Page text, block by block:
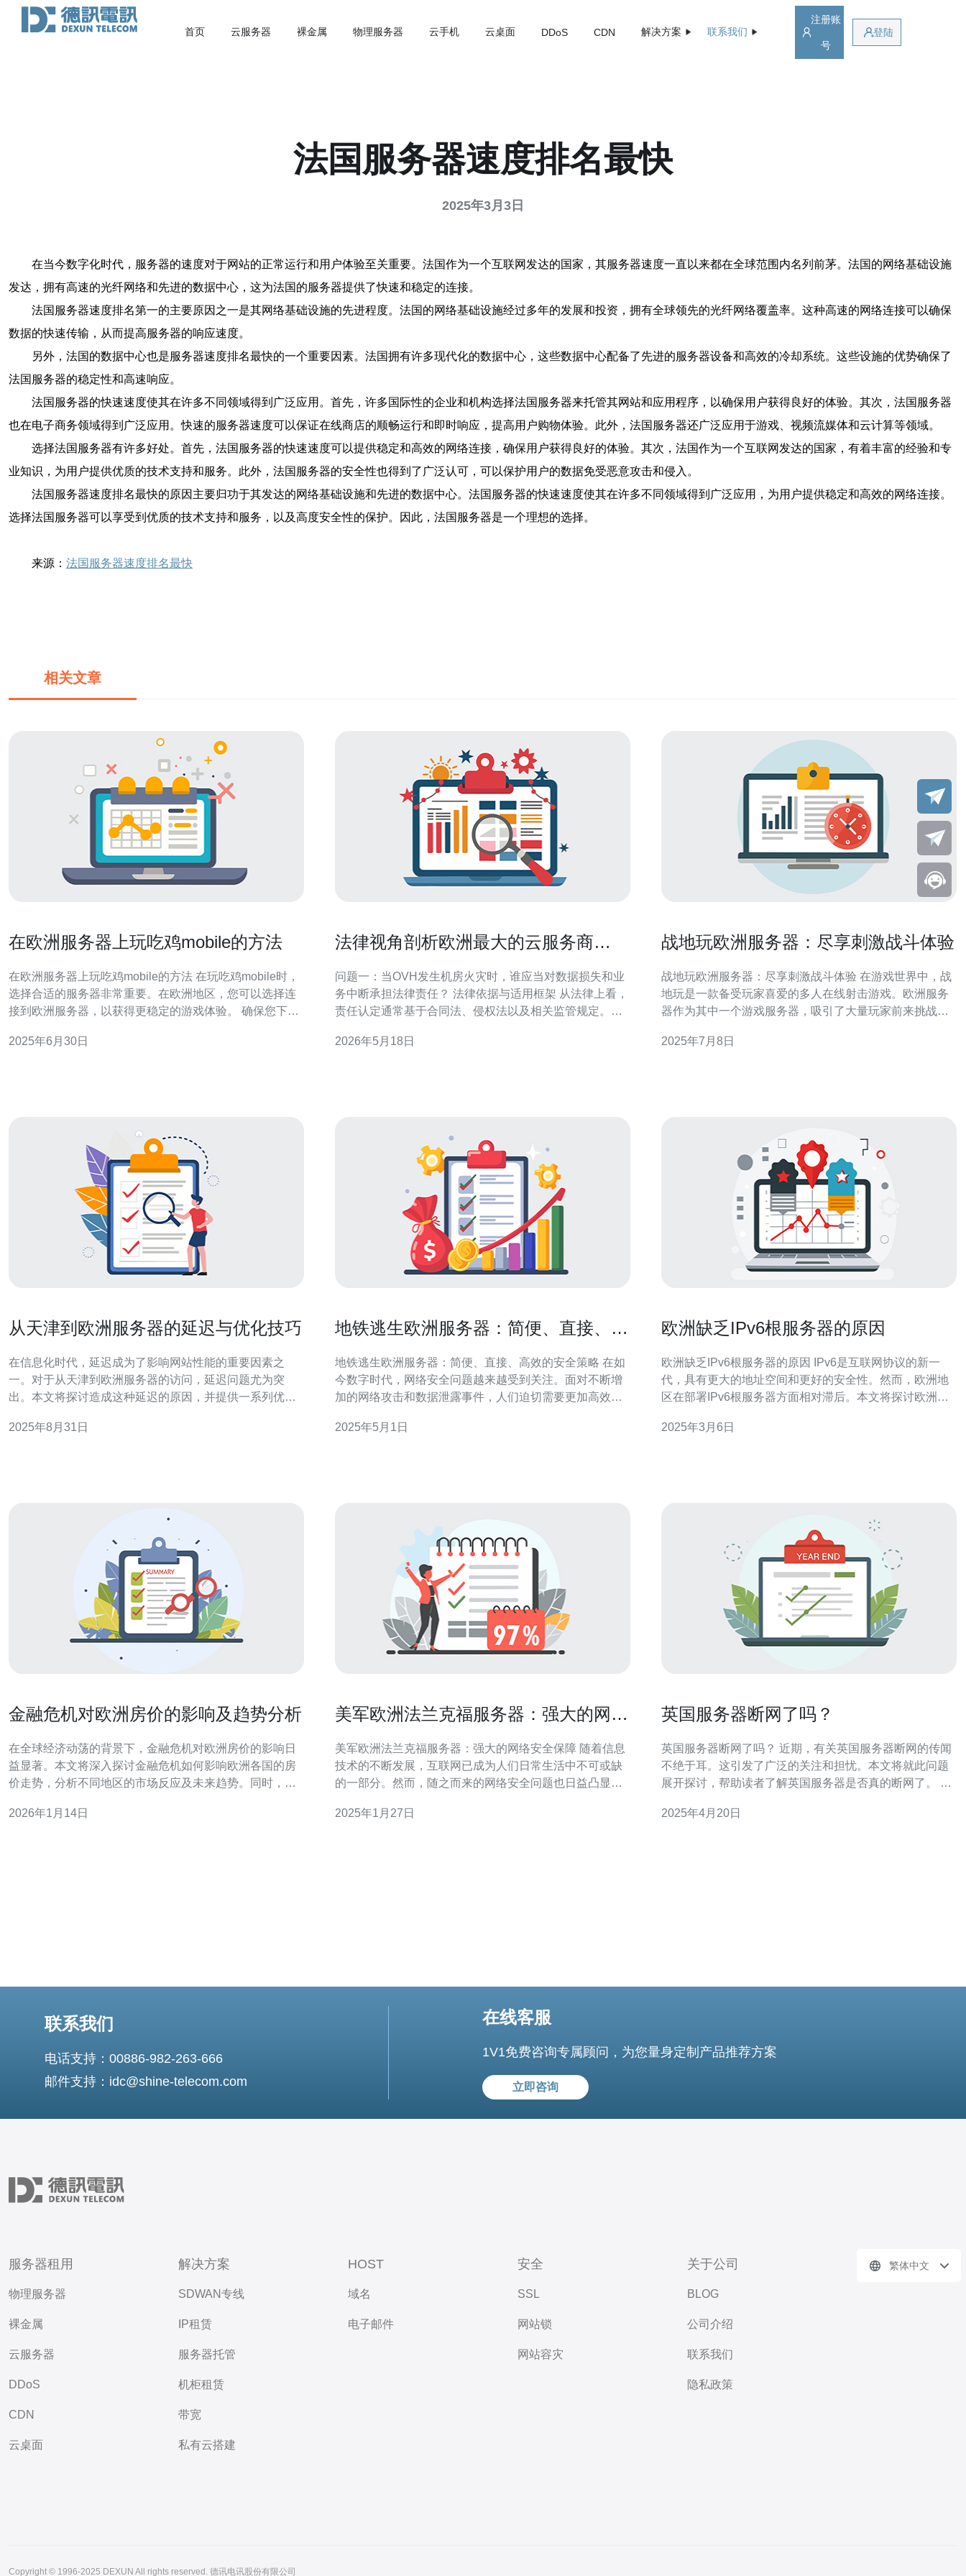
首页 云服务器 裸金属 物理服务器 云手机 云桌面 DDoS CDN 解决方案 联系我们
注册账
号
登陆
法国服务器速度排名最快
2025年3月3日
在当今数字化时代，服务器的速度对于网站的正常运行和用户体验至关重要。法国作为一个互联网发达的国家，其服务器速度一直以来都在全球范围内名列前茅。法国的网络基础设施
发达，拥有高速的光纤网络和先进的数据中心，这为法国的服务器提供了快速和稳定的连接。
法国服务器速度排名第一的主要原因之一是其网络基础设施的先进程度。法国的网络基础设施经过多年的发展和投资，拥有全球领先的光纤网络覆盖率。这种高速的网络连接可以确保
数据的快速传输，从而提高服务器的响应速度。
另外，法国的数据中心也是服务器速度排名最快的一个重要因素。法国拥有许多现代化的数据中心，这些数据中心配备了先进的服务器设备和高效的冷却系统。这些设施的优势确保了
法国服务器的稳定性和高速响应。
法国服务器的快速速度使其在许多不同领域得到广泛应用。首先，许多国际性的企业和机构选择法国服务器来托管其网站和应用程序，以确保用户获得良好的体验。其次，法国服务器
也在电子商务领域得到广泛应用。快速的服务器速度可以保证在线商店的顺畅运行和即时响应，提高用户购物体验。此外，法国服务器还广泛应用于游戏、视频流媒体和云计算等领域。
选择法国服务器有许多好处。首先，法国服务器的快速速度可以提供稳定和高效的网络连接，确保用户获得良好的体验。其次，法国作为一个互联网发达的国家，有着丰富的经验和专
业知识，为用户提供优质的技术支持和服务。此外，法国服务器的安全性也得到了广泛认可，可以保护用户的数据免受恶意攻击和侵入。
法国服务器速度排名最快的原因主要归功于其发达的网络基础设施和先进的数据中心。法国服务器的快速速度使其在许多不同领域得到广泛应用，为用户提供稳定和高效的网络连接。
选择法国服务器可以享受到优质的技术支持和服务，以及高度安全性的保护。因此，法国服务器是一个理想的选择。
来源： 法国服务器速度排名最快
相关文章
在欧洲服务器上玩吃鸡mobile的方法
在欧洲服务器上玩吃鸡mobile的方法 在玩吃鸡mobile时，
选择合适的服务器非常重要。在欧洲地区，您可以选择连
接到欧洲服务器，以获得更稳定的游戏体验。 确保您下载
避免连接问题和地区限制。 在玩吃鸡mobile时，稳定的网
2025年6月30日
法律视角剖析欧洲最大的云服务商
问题一：当OVH发生机房火灾时，谁应当对数据损失和业
务中断承担法律责任？ 法律依据与适用框架 从法律上看，
责任认定通常基于合同法、侵权法以及相关监管规定。云
的服务等级协议（SLA）与合同条款，合同中对可用性、
2026年5月18日
战地玩欧洲服务器：尽享刺激战斗体验
战地玩欧洲服务器：尽享刺激战斗体验 在游戏世界中，战
地玩是一款备受玩家喜爱的多人在线射击游戏。欧洲服务
器作为其中一个游戏服务器，吸引了大量玩家前来挑战，
点。首先，服务器稳定性较高，玩家可以流畅地进行游
2025年7月8日
从天津到欧洲服务器的延迟与优化技巧
在信息化时代，延迟成为了影响网站性能的重要因素之
一。对于从天津到欧洲服务器的访问，延迟问题尤为突
出。本文将探讨造成这种延迟的原因，并提供一系列优化
获得更好的服务体验和技术支持。 延迟的成因 从天津到欧
2025年8月31日
地铁逃生欧洲服务器：简便、直接、高
地铁逃生欧洲服务器：简便、直接、高效的安全策略 在如
今数字时代，网络安全问题越来越受到关注。面对不断增
加的网络攻击和数据泄露事件，人们迫切需要更加高效、
生欧洲服务器就是这样一种安全策略，它以其独特的优势
2025年5月1日
欧洲缺乏IPv6根服务器的原因
欧洲缺乏IPv6根服务器的原因 IPv6是互联网协议的新一
代，具有更大的地址空间和更好的安全性。然而，欧洲地
区在部署IPv6根服务器方面相对滞后。本文将探讨欧洲缺
一是技术准备不足。由于IPv6与I
2025年3月6日
金融危机对欧洲房价的影响及趋势分析
在全球经济动荡的背景下，金融危机对欧洲房价的影响日
益显著。本文将深入探讨金融危机如何影响欧洲各国的房
价走势，分析不同地区的市场反应及未来趋势。同时，文
为读者提供全面的视角。 金融危机对欧洲房价的影响有哪
2026年1月14日
美军欧洲法兰克福服务器：强大的网络
美军欧洲法兰克福服务器：强大的网络安全保障 随着信息
技术的不断发展，互联网已成为人们日常生活中不可或缺
的一部分。然而，随之而来的网络安全问题也日益凸显。
福地区建立了强大的服务器系统，提供卓越的网络安全保
2025年1月27日
英国服务器断网了吗？
英国服务器断网了吗？ 近期，有关英国服务器断网的传闻
不绝于耳。这引发了广泛的关注和担忧。本文将就此问题
展开探讨，帮助读者了解英国服务器是否真的断网了。 英
服务器断网将对各行各业产生巨大影响，因此消息一出立
2025年4月20日
联系我们
电话支持：00886-982-263-666
邮件支持：idc@shine-telecom.com
在线客服
1V1免费咨询专属顾问，为您量身定制产品推荐方案
立即咨询
服务器租用
物理服务器
裸金属
云服务器
DDoS
CDN
云桌面
解决方案
SDWAN专线
IP租赁
服务器托管
机柜租赁
带宽
私有云搭建
HOST
域名
电子邮件
安全
SSL
网站锁
网站容灾
关于公司
BLOG
公司介绍
联系我们
隐私政策
繁体中文
Copyright © 1996-2025 DEXUN All rights reserved. 德讯电讯股份有限公司